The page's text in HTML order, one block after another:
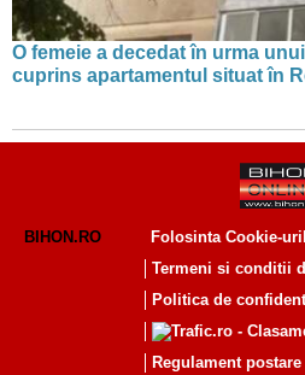
O femeie a decedat în urma
cuprins apartamentul situat în
BIHON.RO
Folosinta Cookie-
Termeni si conditii
Politica de
Regulament